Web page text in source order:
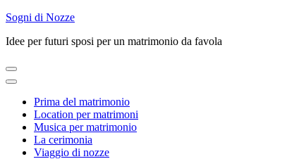
Skip
content
Enter)
Sogni di Nozze
Idee per futuri sposi per un matrimonio da favola
Prima del matrimonio
Location per matrimoni
Musica per matrimonio
La cerimonia
Viaggio di nozze